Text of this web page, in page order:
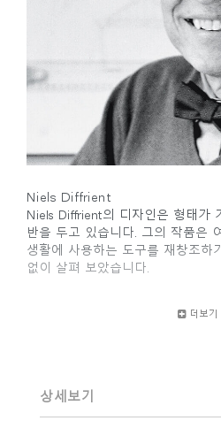
Niels Diffrient
Niels Diffrient의 디자인은 형태가
반을 두고 있습니다. 그의 작품은
생활에 사용하는 도구를 재창조하
없이 살펴 보았습니다.
(Cranbrook Academy)의 학위를
Eero Saarinen, Marco Zanuso,
더보기
상세보기